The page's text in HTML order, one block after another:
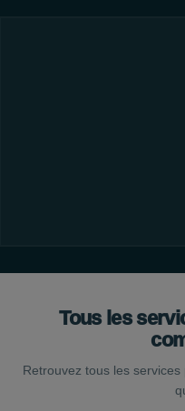
Tous les
Retrouvez tous les